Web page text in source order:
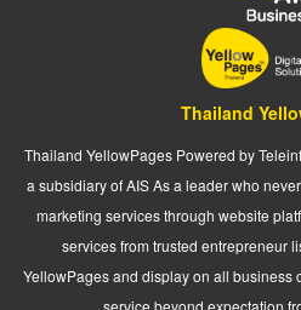
Thailand
Thailand YellowPages Powered by
a subsidiary of AIS As a leader who
marketing services through website
services from trusted entrepreneur
YellowPages and display on all business
service beyond expectation